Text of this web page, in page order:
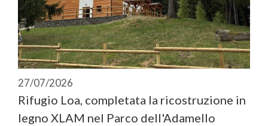
27/07/2026
Rifugio Loa, completata la ricostruzione in
legno XLAM nel Parco dell'Adamello